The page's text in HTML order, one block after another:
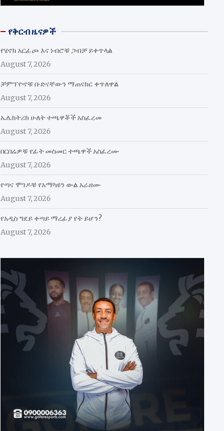
የቅርብ ዜናዎች
የሄኖክ አርፊጮ እና ነብሮቹ ጋብቻ ይቀጥላል
August 7, 2026
ቻምፕዮኖቹ ቡድናቸውን ማጠናከር ቀጥለዋል
August 7, 2026
ኤሌክትሪክ ሁለት ተጫዋቾች አስፈረመ
August 7, 2026
በርበሬዎቹ የፊት መስመር ተጫዋች አስፈረሙ
August 7, 2026
የጣና ሞገዶቹ የአማካዩን ውል አራዘሙ
August 7, 2026
የአዲስ ግደይ ቀጣይ ማረፊያ የት ይሆን?
August 7, 2026